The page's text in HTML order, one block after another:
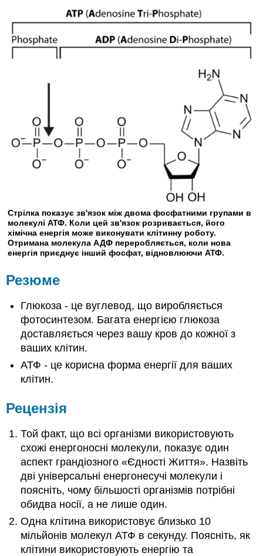
Стрілка показує зв'язок між двома фосфатними групами в
молекулі АТФ. Коли цей зв'язок розривається, його
хімічна енергія може виконувати клітинну роботу.
Отримана молекула АДФ переробляється, коли нова
енергія приєднує інший фосфат, відновлюючи АТФ.
Резюме
Глюкоза - це вуглевод, що виробляється
фотосинтезом. Багата енергією глюкоза
доставляється через вашу кров до кожної з
ваших клітин.
АТФ - це корисна форма енергії для ваших
клітин.
Рецензія
Той факт, що всі організми використовують
схожі енергоносні молекули, показує один
аспект грандіозного «Єдності Життя». Назвіть
дві універсальні енергонесучі молекули і
поясніть, чому більшості організмів потрібні
обидва носії, а не лише один.
Одна клітина використовує близько 10
мільйонів молекул АТФ в секунду. Поясніть, як
клітини використовують енергію та